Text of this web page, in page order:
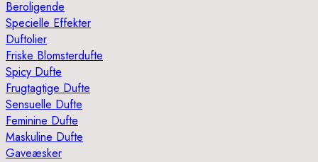
Beroligende
Specielle Effekter
Duftolier
Friske Blomsterdufte
Spicy Dufte
Frugtagtige Dufte
Sensuelle Dufte
Feminine Dufte
Maskuline Dufte
Gaveæsker